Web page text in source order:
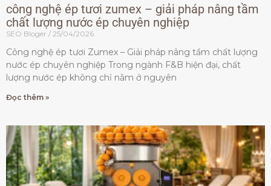
công nghệ ép tươi zumex – giải pháp nâng tầm
chất lượng nước ép chuyên nghiệp
SEO Bloger 25/04/2026
Công nghệ ép tươi Zumex – Giải pháp nâng tầm chất lượng
nước ép chuyên nghiệp Trong ngành F&B hiện đại, chất
lượng nước ép không chỉ nằm ở nguyên
Đọc thêm »